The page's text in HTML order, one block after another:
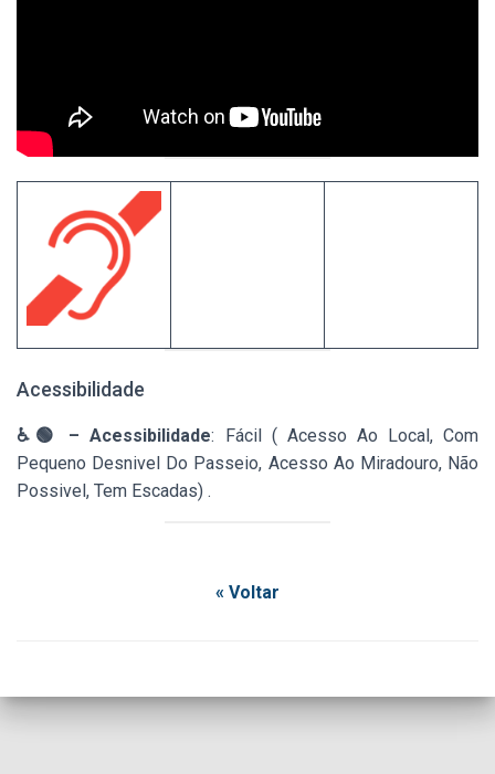
Acessibilidade
♿🟢 – Acessibilidade: Fácil ( Acesso Ao Local, Com
Pequeno Desnivel Do Passeio, Acesso Ao Miradouro, Não
Possivel, Tem Escadas) .
« Voltar